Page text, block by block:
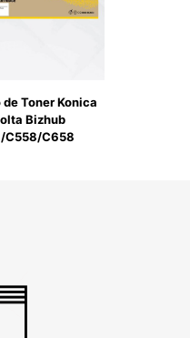
Toner Konica
Bizhub
C558/C658